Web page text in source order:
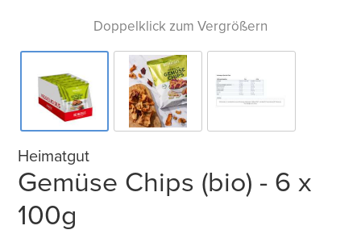
Doppelklick zum Vergrößern
Heimatgut
Gemüse Chips (bio) - 6 x
100g